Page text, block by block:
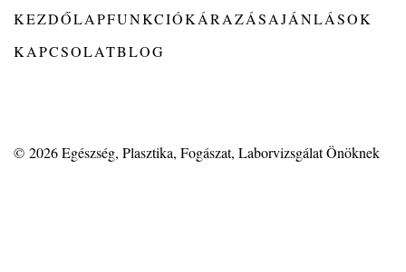
KEZDŐLAPFUNKCIÓKÁRAZÁSAJÁNLÁSOK
KAPCSOLATBLOG
© 2026Egészség, Plasztika, Fogászat, Laborvizsgálat Önöknek